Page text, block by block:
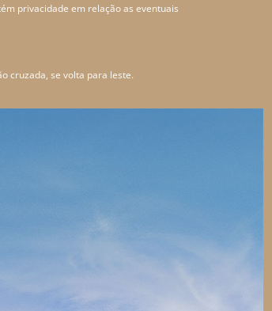
privacidade em relação as eventuais
cruzada, se volta para leste.